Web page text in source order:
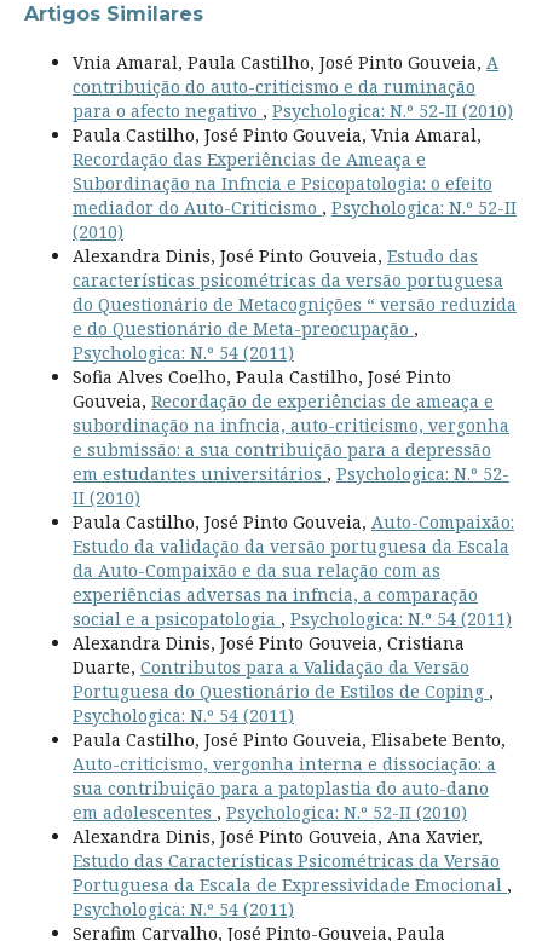
Artigos Similares
Vnia Amaral, Paula Castilho, José Pinto Gouveia, A
contribuição do auto-criticismo e da ruminação
para o afecto negativo , Psychologica: N.º 52-II (2010)
Paula Castilho, José Pinto Gouveia, Vnia Amaral,
Recordação das Experiências de Ameaça e
Subordinação na Infncia e Psicopatologia: o efeito
mediador do Auto-Criticismo , Psychologica: N.º 52-II
(2010)
Alexandra Dinis, José Pinto Gouveia, Estudo das
características psicométricas da versão portuguesa
do Questionário de Metacognições “ versão reduzida
e do Questionário de Meta-preocupação ,
Psychologica: N.º 54 (2011)
Sofia Alves Coelho, Paula Castilho, José Pinto
Gouveia, Recordação de experiências de ameaça e
subordinação na infncia, auto-criticismo, vergonha
e submissão: a sua contribuição para a depressão
em estudantes universitários , Psychologica: N.º 52-
II (2010)
Paula Castilho, José Pinto Gouveia, Auto-Compaixão:
Estudo da validação da versão portuguesa da Escala
da Auto-Compaixão e da sua relação com as
experiências adversas na infncia, a comparação
social e a psicopatologia , Psychologica: N.º 54 (2011)
Alexandra Dinis, José Pinto Gouveia, Cristiana
Duarte, Contributos para a Validação da Versão
Portuguesa do Questionário de Estilos de Coping ,
Psychologica: N.º 54 (2011)
Paula Castilho, José Pinto Gouveia, Elisabete Bento,
Auto-criticismo, vergonha interna e dissociação: a
sua contribuição para a patoplastia do auto-dano
em adolescentes , Psychologica: N.º 52-II (2010)
Alexandra Dinis, José Pinto Gouveia, Ana Xavier,
Estudo das Características Psicométricas da Versão
Portuguesa da Escala de Expressividade Emocional ,
Psychologica: N.º 54 (2011)
Serafim Carvalho, José Pinto-Gouveia, Paula